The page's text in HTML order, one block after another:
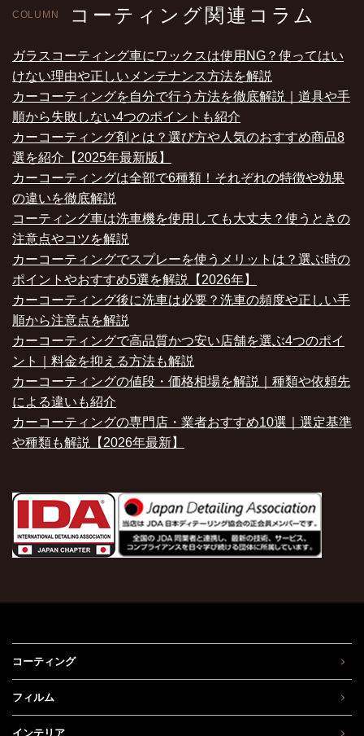
COLUMN コーティング関連コラム
ガラスコーティング車にワックスは使用NG？使ってはい
けない理由や正しいメンテナンス方法を解説
カーコーティングを自分で行う方法を徹底解説｜道具や手
順から失敗しない4つのポイントも紹介
カーコーティング剤とは？選び方や人気のおすすめ商品8
選を紹介【2025年最新版】
カーコーティングは全部で6種類！それぞれの特徴や効果
の違いを徹底解説
コーティング車は洗車機を使用しても大丈夫？使うときの
注意点やコツを解説
カーコーティングでスプレーを使うメリットは？選ぶ時の
ポイントやおすすめ5選を解説【2026年】
カーコーティング後に洗車は必要？洗車の頻度や正しい手
順から注意点を解説
カーコーティングで高品質かつ安い店舗を選ぶ4つのポイ
ント｜料金を抑える方法も解説
カーコーティングの値段・価格相場を解説｜種類や依頼先
による違いも紹介
カーコーティングの専門店・業者おすすめ10選｜選定基準
や種類も解説【2026年最新】
コーティング
フィルム
インテリア